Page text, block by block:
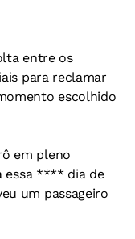
entre os
para reclamar
escolhido
em pleno
essa **** dia de
um passageiro